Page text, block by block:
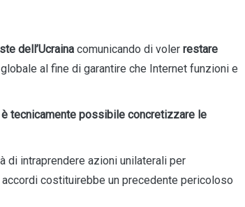
dell’Ucraina comunicando di voler restare
al fine di garantire che Internet funzioni e
è tecnicamente possibile concretizzare le
di intraprendere azioni unilaterali per
costituirebbe un precedente pericoloso